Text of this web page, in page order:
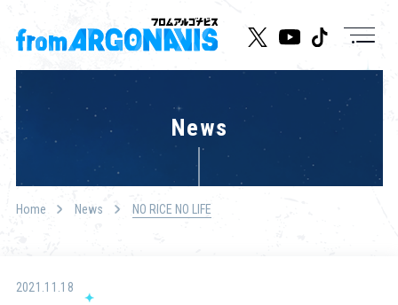
Live/Event
Character
News
Home News NO RICE NO LIFE
2021.11.18